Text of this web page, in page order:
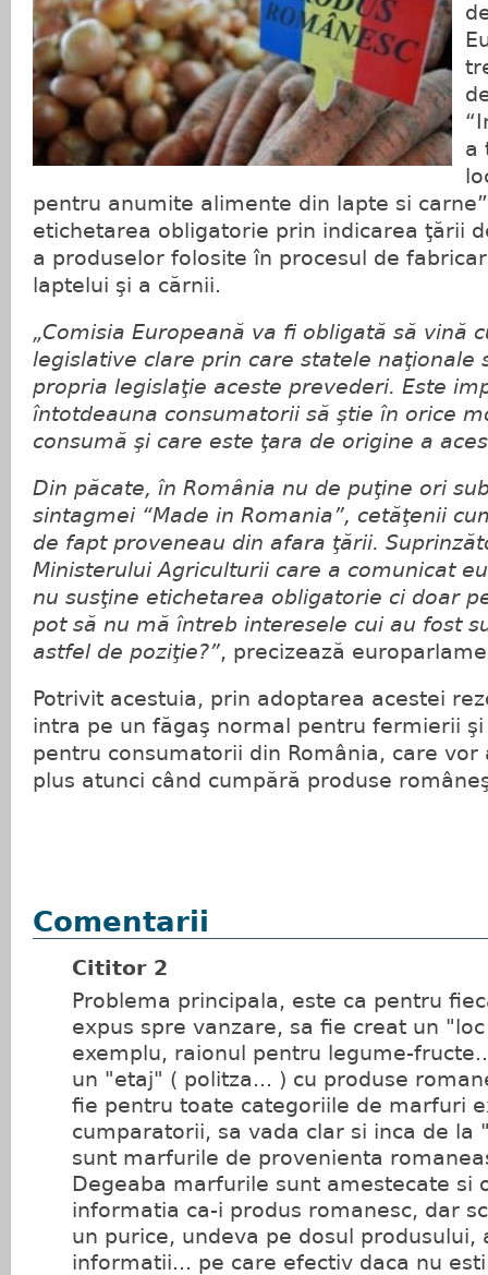
a
pentru anumite alimente din lapte si
etichetarea obligatorie prin indicarea ţării
a produselor folosite în procesul de
laptelui şi a cărnii.
„Comisia Europeană va fi obligată să vină
legislative clare prin care statele naţionale
propria legislaţie aceste prevederi. Este
întotdeauna consumatorii să ştie în orice
consumă şi care este ţara de origine a
Din păcate, în România nu de puţine ori
sintagmei “Made in Romania”, cetăţenii
de fapt proveneau din afara ţării.
Ministerului Agriculturii care a comunicat
nu susţine etichetarea obligatorie ci doar
pot să nu mă întreb interesele cui au fost
astfel de poziţie?”, precizează
Potrivit acestuia, prin adoptarea acestei
intra pe un făgaş normal pentru fermierii
pentru consumatorii din România, care vor
plus atunci când cumpără produse
Comentarii
Cititor 2
Problema principala, este ca pentru
expus spre vanzare, sa fie creat un
exemplu, raionul pentru legume-
un "etaj" ( politza... ) cu produse
fie pentru toate categoriile de marfuri
cumparatorii, sa vada clar si inca de la
sunt marfurile de provenienta
Degeaba marfurile sunt amestecate si
informatia ca-i produs romanesc, dar
un purice, undeva pe dosul produsului,
informatii... pe care efectiv daca nu